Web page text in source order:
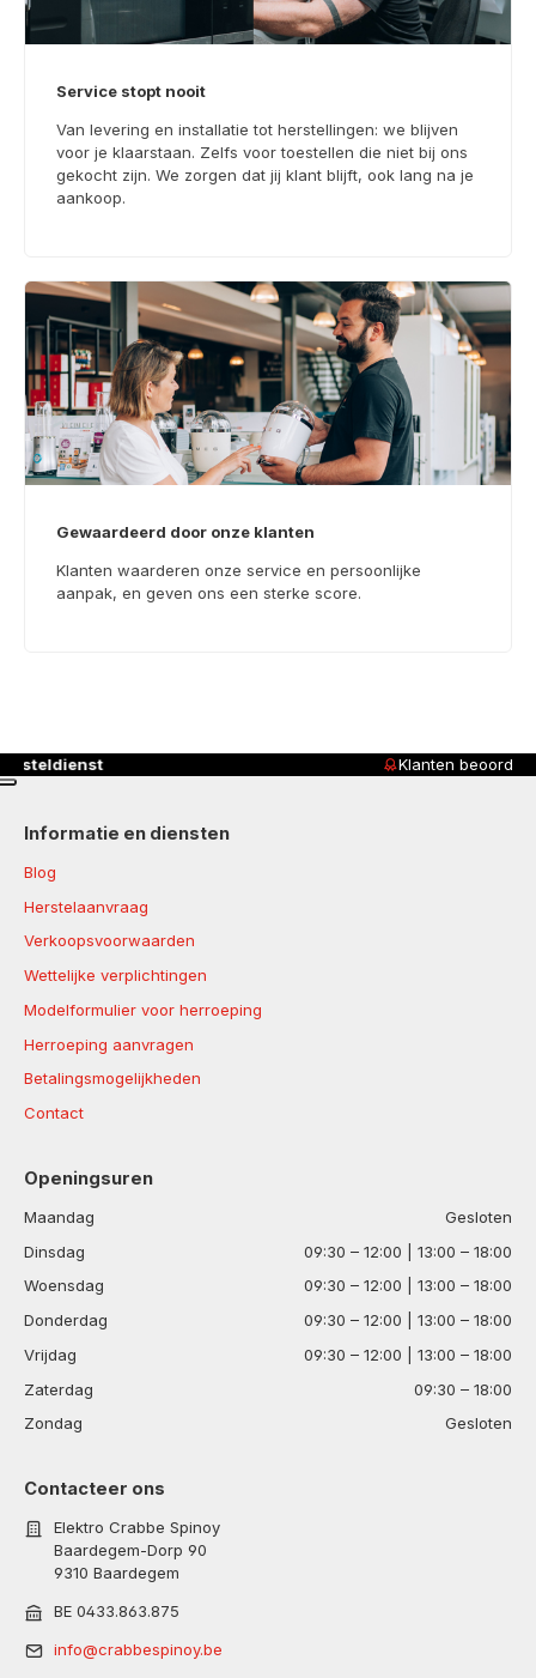
Service stopt nooit
Van levering en installatie tot herstellingen: we blijven
voor je klaarstaan. Zelfs voor toestellen die niet bij ons
gekocht zijn. We zorgen dat jij klant blijft, ook lang na je
aankoop.
Gewaardeerd door onze klanten
Klanten waarderen onze service en persoonlijke
aanpak, en geven ons een sterke score.
4,8/5
Informatie en diensten
Blog
Herstelaanvraag
Verkoopsvoorwaarden
Wettelijke verplichtingen
Modelformulier voor herroeping
Herroeping aanvragen
Betalingsmogelijkheden
Contact
Openingsuren
Maandag
Gesloten
Dinsdag
09:30 – 12:00 | 13:00 – 18:00
Woensdag
09:30 – 12:00 | 13:00 – 18:00
Donderdag
09:30 – 12:00 | 13:00 – 18:00
Vrijdag
09:30 – 12:00 | 13:00 – 18:00
Zaterdag
09:30 – 18:00
Zondag
Gesloten
Contacteer ons
Elektro Crabbe Spinoy
Baardegem-Dorp 90
9310 Baardegem
BE 0433.863.875
info@crabbespinoy.be